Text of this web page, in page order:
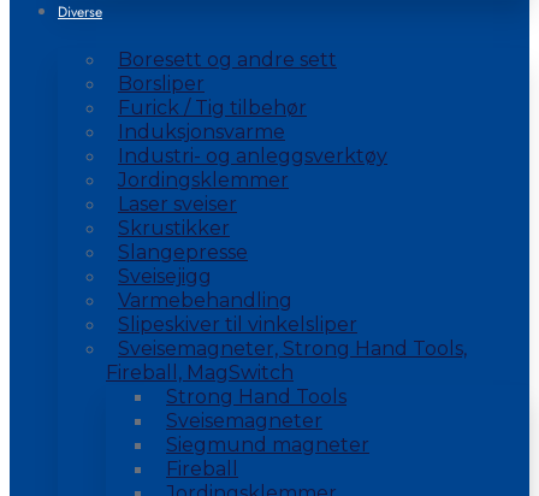
Diverse
Boresett og andre sett
Borsliper
Furick / Tig tilbehør
Induksjonsvarme
Industri- og anleggsverktøy
Jordingsklemmer
Laser sveiser
Skrustikker
Slangepresse
Sveisejigg
Varmebehandling
Slipeskiver til vinkelsliper
Sveisemagneter, Strong Hand Tools,
Fireball, MagSwitch
Strong Hand Tools
Sveisemagneter
Siegmund magneter
Fireball